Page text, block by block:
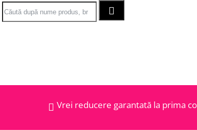
Vrei reducere garantată la prima